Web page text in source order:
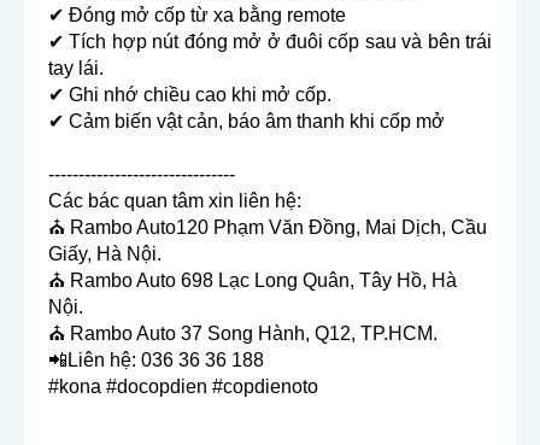
✔ Đóng mở cốp từ xa bằng remote
✔ Tích hợp nút đóng mở ở đuôi cốp sau và bên trái
tay lái.
✔ Ghi nhớ chiều cao khi mở cốp.
✔ Cảm biến vật cản, báo âm thanh khi cốp mở
-------------------------------
Các bác quan tâm xin liên hệ:
⛪ Rambo Auto120 Phạm Văn Đồng, Mai Dịch, Cầu
Giấy, Hà Nội.
⛪ Rambo Auto 698 Lạc Long Quân, Tây Hồ, Hà
Nội.
⛪ Rambo Auto 37 Song Hành, Q12, TP.HCM.
#kona #docopdien #copdienoto